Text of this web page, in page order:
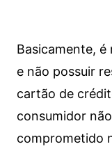
Basicamente, é
e não possuir
cartão de
consumidor
comprometido